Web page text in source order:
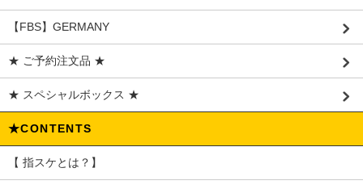
【FBS】GERMANY
★ ご予約注文品 ★
★ スペシャルボックス ★
★CONTENTS
【 指スケとは？】